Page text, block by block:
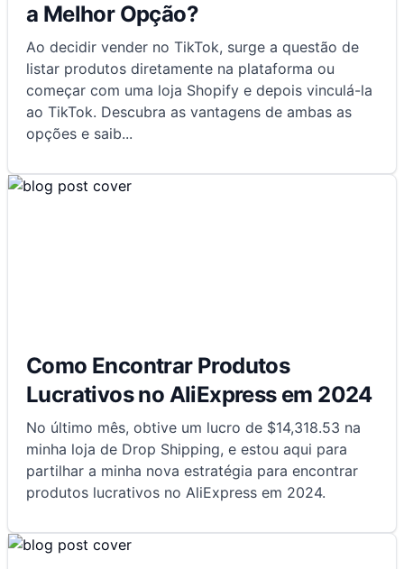
a Melhor Opção?
Ao decidir vender no TikTok, surge a questão de
listar produtos diretamente na plataforma ou
começar com uma loja Shopify e depois vinculá-la
ao TikTok. Descubra as vantagens de ambas as
opções e saib...
Como Encontrar Produtos
Lucrativos no AliExpress em 2024
No último mês, obtive um lucro de $14,318.53 na
minha loja de Drop Shipping, e estou aqui para
partilhar a minha nova estratégia para encontrar
produtos lucrativos no AliExpress em 2024.